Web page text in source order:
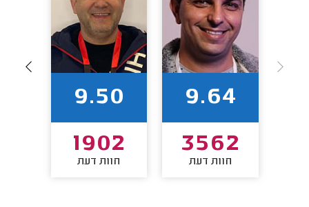
9.64
3562
חוות דעת
9.50
1902
חוות דעת